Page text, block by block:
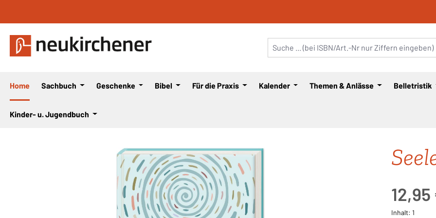
Home Sachbuch Geschenke Bibel Für die Praxis Kalender Themen & Anlässe Belletristik
Kinder- u. Jugendbuch
12,95
Inhalt: 1